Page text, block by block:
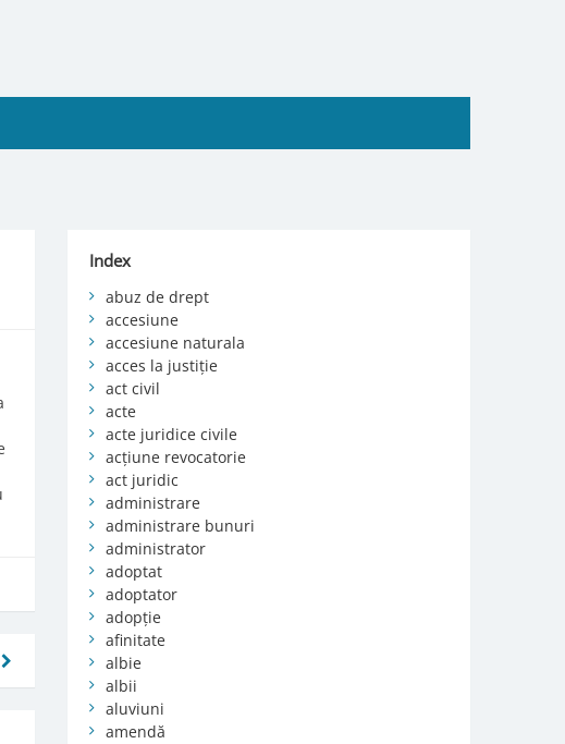
Index
abuz de drept
accesiune
accesiune naturala
acces la justiție
act civil
acte
acte juridice civile
acțiune revocatorie
act juridic
administrare
administrare bunuri
administrator
adoptat
adoptator
adopție
afinitate
albie
albii
aluviuni
amendă